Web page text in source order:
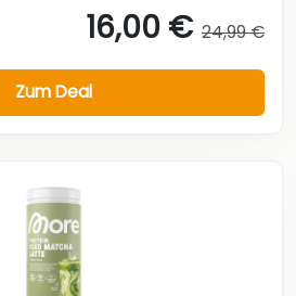
16,00 € 24,99 €
Zum Deal